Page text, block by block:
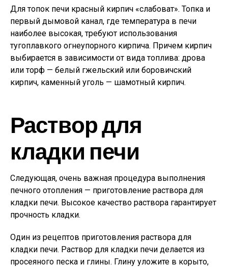
Для топок печи красный кирпич «слабоват». Топка и
первый дымовой канал, где температура в печи
наиболее высокая, требуют использования
тугоплавкого огнеупорного кирпича. Причем кирпич
выбирается в зависимости от вида топлива: дрова
или торф — белый гжельский или боровичский
кирпич, каменный уголь — шамотный кирпич.
Раствор для
кладки печи
Следующая, очень важная процедура выполнения
печного отопления — приготовление раствора для
кладки печи. Высокое качество раствора гарантирует
прочность кладки.
Один из рецептов приготовления раствора для
кладки печи. Раствор для кладки печи делается из
просеяного песка и глины. Глину уложите в корыто,